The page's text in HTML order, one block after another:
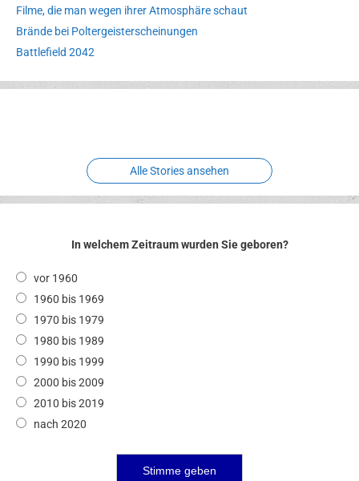
Filme, die man wegen ihrer Atmosphäre schaut
Brände bei Poltergeisterscheinungen
Battlefield 2042
Erlebnispark
Verbotene
Alle Stories ansehen
In welchem Zeitraum wurden Sie geboren?
vor 1960
1960 bis 1969
1970 bis 1979
1980 bis 1989
1990 bis 1999
2000 bis 2009
2010 bis 2019
nach 2020